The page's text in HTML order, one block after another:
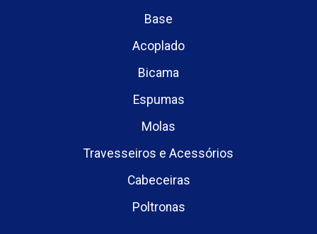
Base
Acoplado
Bicama
Espumas
Molas
Travesseiros e Acessórios
Cabeceiras
Poltronas